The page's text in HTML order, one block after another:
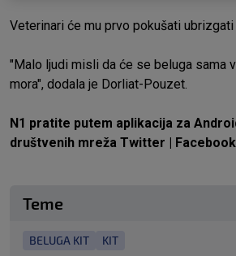
Veterinari će mu prvo pokušati ubrizgati
"Malo ljudi misli da će se beluga sama
mora", dodala je Dorliat-Pouzet.
N1 pratite putem aplikacija za
društvenih mreža Twitter | Facebook
Teme
BELUGA KIT KIT